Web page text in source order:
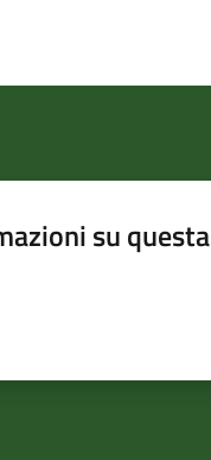
su questa